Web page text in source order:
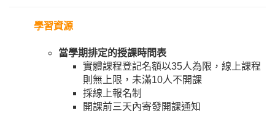
學習資源
當學期排定的授課時間表
實體課程登記名額以35人為限，線上課程
則無上限，未滿10人不開課
採線上報名制
開課前三天內寄發開課通知